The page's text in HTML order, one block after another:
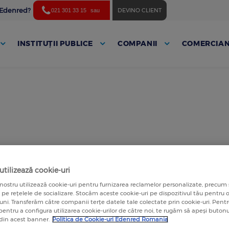
021 301 33 15 sau DEVINO CLIENT
INSTITUȚII PUBLICE COMPANII
cookie-uri
utilizează cookie-uri pentru furnizarea reclamelor personalizate, precum
rețelele de socializare. Stocăm aceste cookie-uri pe dispozitivul tău pentru
Transferăm către companii terțe datele tale colectate prin cookie-uri.
a configura utilizarea cookie-urilor de către noi, te rugăm să apeși
acest banner. Politica de Cookie-uri Edenred Romania